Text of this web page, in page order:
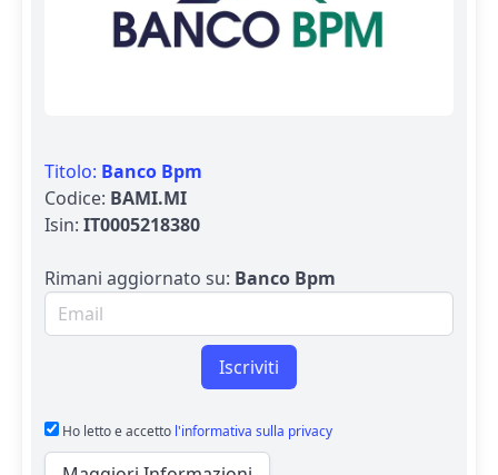
Titolo: Banco Bpm
Codice: BAMI.MI
Isin: IT0005218380
Rimani aggiornato su: Banco Bpm
Email per newsletter
Iscriviti
Ho letto e accetto l'informativa sulla privacy